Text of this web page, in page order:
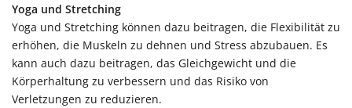
Yoga und Stretching
Yoga und Stretching können dazu beitragen, die Flexibilität zu
erhöhen, die Muskeln zu dehnen und Stress abzubauen. Es
kann auch dazu beitragen, das Gleichgewicht und die
Körperhaltung zu verbessern und das Risiko von
Verletzungen zu reduzieren.